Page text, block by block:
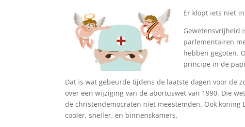
Er klopt iets niet
Gewetensvrijheid
parlementairen
hebben gegoten.
principe in de
Dat is wat gebeurde tijdens de laatste dagen voor de
over een wijziging van de abortuswet van 1990. Die
de christendemocraten niet meestemden. Ook
cooler, sneller, en binnenskamers.